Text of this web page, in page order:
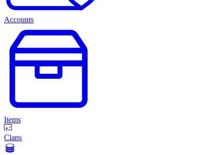
Accounts
Items
Clans